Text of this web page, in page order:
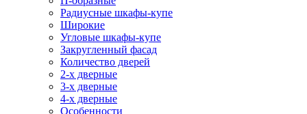
Радиусные шкафы-купе
Широкие
Угловые шкафы-купе
Закругленный фасад
Количество дверей
2-х дверные
3-х дверные
4-х дверные
Особенности